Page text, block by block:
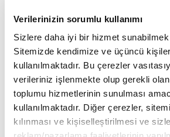
Verilerinizin sorumlu kullanımı
Sizlere daha iyi bir hizmet
Sitemizde kendimize ve üçüncü
kullanılmaktadır. Bu çerezler
verileriniz işlenmekte olup gerekli
toplumu hizmetlerinin sunulması
kullanılmaktadır. Diğer çerezler,
kılınması ve kişiselleştirilmesi ve